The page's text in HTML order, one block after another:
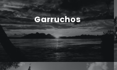
Garruchos